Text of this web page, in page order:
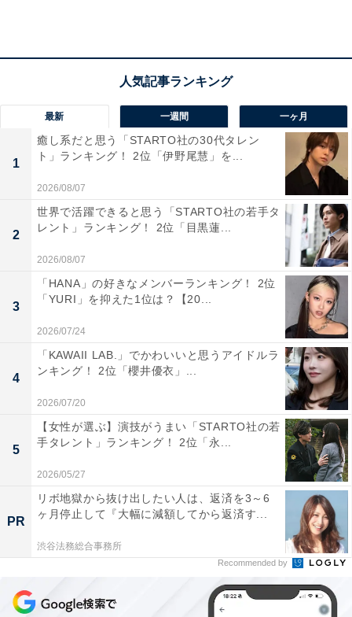
「ドラえもんは大人から子供まで和気あいあいと、楽し
めるアニメです。安心して子供に見せることが出来る唯
一のキャラクターだと思います」と、大人から子どもま
で、なじみのある“ドラえもん”の学習漫画だから読みや
すいという意見が多く上がっていました。
最新 一週間 一ヶ月
1
癒し系だと思う「STARTO社の30代タレン
ト」ランキング！ 2位「伊野尾慧」を...
2026/08/07
2
世界で活躍できると思う「STARTO社の若手タ
レント」ランキング！ 2位「目黒蓮...
2026/08/07
3
「HANA」の好きなメンバーランキング！ 2位
「YURI」を抑えた1位は？【20...
2026/07/24
4
「KAWAII LAB.」でかわいいと思うアイドルラ
ンキング！ 2位「櫻井優衣」...
2026/07/20
5
【女性が選ぶ】演技がうまい「STARTO社の若
手タレント」ランキング！ 2位「永...
2026/05/27
PR
リボ地獄から抜け出したい人は、返済を3～6
ヶ月停止して『大幅に減額してから返済す...
渋谷法務総合事務所
Recommended by